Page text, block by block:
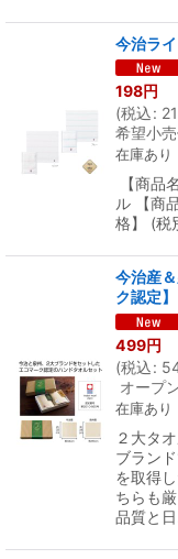
今治ラ
198円
(税込:
希望小売
在庫あり
【商品
ル 【商
格】 (
今治産
ク認定】
499円
(税込:
オープ
在庫あり
２大タ
ブラン
を取得
ちらも
品質と